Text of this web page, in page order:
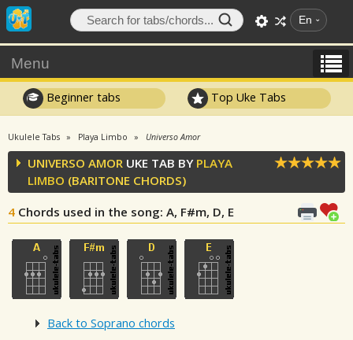
En
Menu
Beginner tabs Top Uke Tabs
Ukulele Tabs Playa Limbo Universo Amor
UNIVERSO AMOR UKE TAB BY PLAYA
LIMBO (BARITONE CHORDS)
4 Chords used in the song: A, F#m, D, E
Back to Soprano chords